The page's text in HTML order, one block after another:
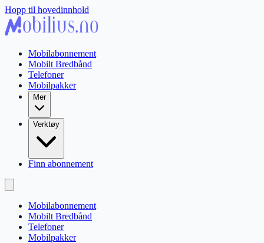
Hopp til hovedinnhold
Mobilabonnement
Mobilt Bredbånd
Telefoner
Mobilpakker
Mer
Verktøy
Finn abonnement
Mobilabonnement
Mobilt Bredbånd
Telefoner
Mobilpakker